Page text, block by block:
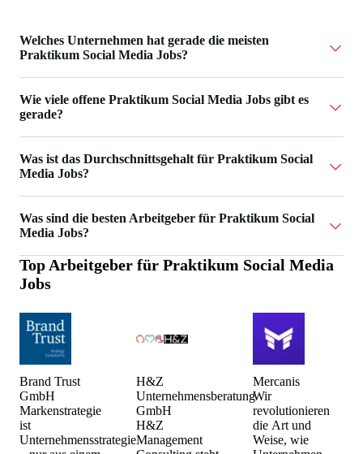
Welches Unternehmen hat gerade die meisten
Praktikum Social Media Jobs?
Wie viele offene Praktikum Social Media Jobs gibt es
gerade?
Was ist das Durchschnittsgehalt für Praktikum Social
Media Jobs?
ist 1.186 €.
Was sind die besten Arbeitgeber für Praktikum Social
Media Jobs?
Die besten Arbeitgeber für Praktikum Social Media Jobs
sind Brand Trust GmbH, H&Z Unternehmensberatung
GmbH und Mercanis.
Top Arbeitgeber für Praktikum Social Media
Jobs
Brand Trust
GmbH
Markenstrategie
ist
Unternehmensstrategie
H&Z
Unternehmensberatung
GmbH
H&Z
Management
Mercanis
Wir
revolutionieren
die Art und
Weise, wie